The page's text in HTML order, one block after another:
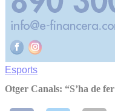
Esports
Otger Canals: “S’ha de